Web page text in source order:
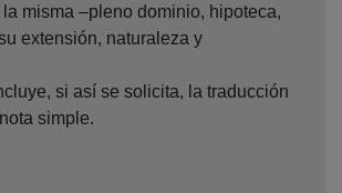
misma –pleno dominio, hipoteca,
extensión, naturaleza y
si así se solicita, la traducción
simple.